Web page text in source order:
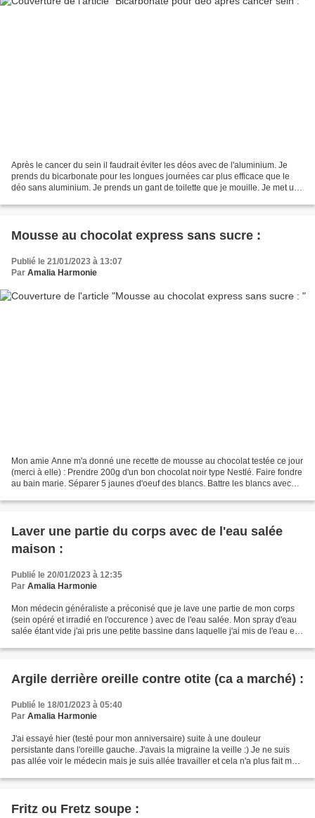
Après le cancer du sein il faudrait éviter les déos avec de l'aluminium. Je
prends du bicarbonate pour les longues journées car plus efficace que le
déo sans aluminium. Je prends un gant de toilette que je mouille. Je met un
Mousse au chocolat express sans sucre :
Publié le 21/01/2023 à 13:07
Par Amalia Harmonie
Mon amie Anne m'a donné une recette de mousse au chocolat testée ce jour
(merci à elle) : Prendre 200g d'un bon chocolat noir type Nestlé. Faire fondre
au bain marie. Séparer 5 jaunes d'oeuf des blancs. Battre les blancs avec
Laver une partie du corps avec de l'eau salée
maison :
Publié le 20/01/2023 à 12:35
Par Amalia Harmonie
Mon médecin généraliste a préconisé que je lave une partie de mon corps
(sein opéré et irradié en l'occurence ) avec de l'eau salée. Mon spray d'eau
salée étant vide j'ai pris une petite bassine dans laquelle j'ai mis de l'eau et
Argile derrière oreille contre otite (ca a marché) :
Publié le 18/01/2023 à 05:40
Par Amalia Harmonie
J'ai essayé hier (testé pour mon anniversaire) suite à une douleur
persistante dans l'oreille gauche. J'avais la migraine la veille :) Je ne suis
pas allée voir le médecin mais je suis allée travailler et cela n'a plus fait mal.
Fritz ou Fretz soupe :